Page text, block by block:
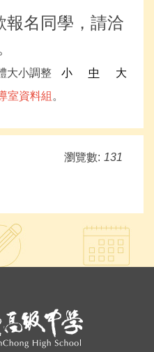
報名同學，請洽
大小調整 小 中
大
室資料組 。
瀏覽數: 131